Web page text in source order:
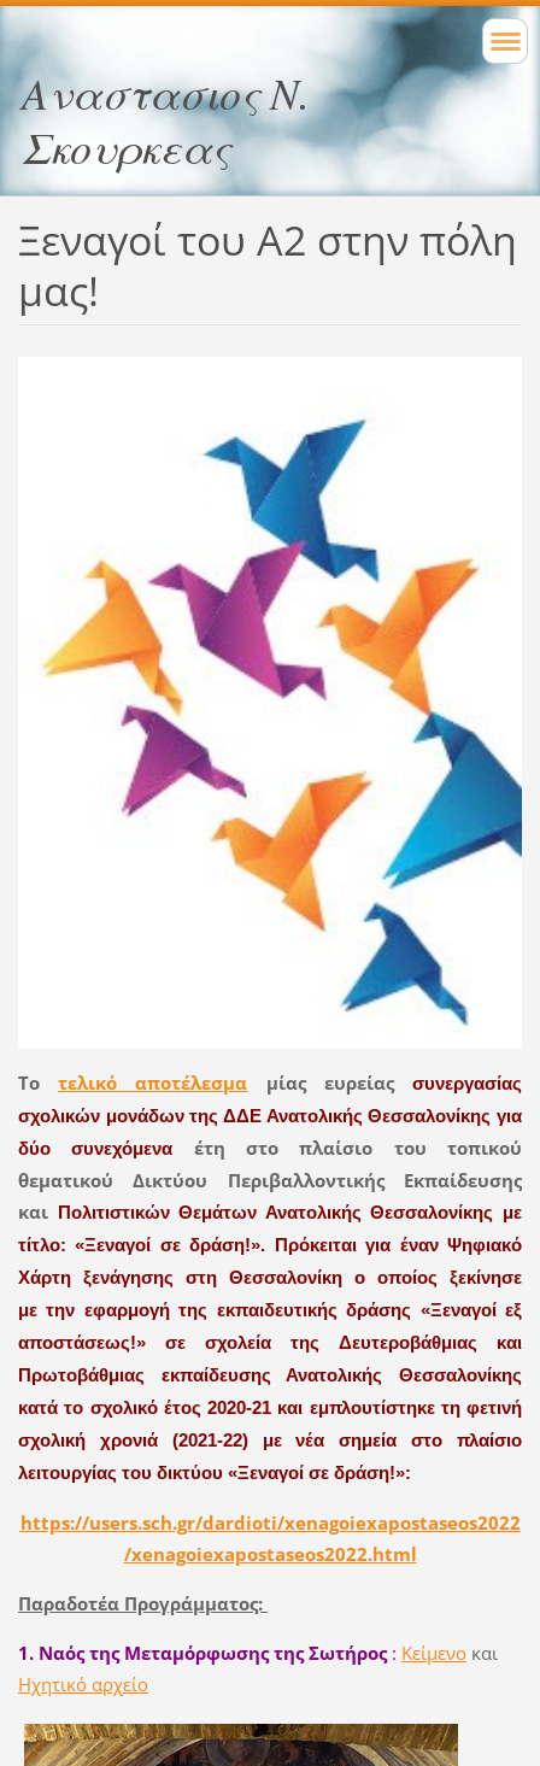
Αναστασιος Ν.
Σκουρκεας
Ξεναγοί του Α2 στην πόλη
μας!
Τοτελικό αποτέλεσμα μίας ευρείαςσυνεργασίας
σχολικών μονάδων της ΔΔΕ Ανατολικής Θεσσαλονίκης για
δύο συνεχόμενα έτη στο πλαίσιο του τοπικού
θεματικού Δικτύου Περιβαλλοντικής Εκπαίδευσης
και Πολιτιστικών Θεμάτων Ανατολικής Θεσσαλονίκης με
τίτλο: «Ξεναγοί σε δράση!». Πρόκειται για έναν Ψηφιακό
Χάρτη ξενάγησης στη Θεσσαλονίκη ο οποίος ξεκίνησε
μετην εφαρμογή της εκπαιδευτικής δράσης «Ξεναγοί εξ
αποστάσεως!» σε σχολεία τηςΔευτεροβάθμιας και
Πρωτοβάθμιας εκπαίδευσης Ανατολικής Θεσσαλονίκης
κατά το σχολικό έτος 2020-21 και εμπλουτίστηκε τη φετινή
σχολική χρονιά (2021-22) με νέα σημείαστο πλαίσιο
λειτουργίας του δικτύου «Ξεναγοί σε δράση!»:
https://users.sch.gr/dardioti/xenagoiexapostaseos2022
/xenagoiexapostaseos2022.html
Παραδοτέα Προγράμματος:
1. Ναός της Μεταμόρφωσης της Σωτήρος : Κείμενοκαι
Ηχητικό αρχείο